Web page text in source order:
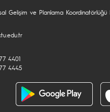
Gelişim ve Planlama Koordinatörlüğü
4401
4445